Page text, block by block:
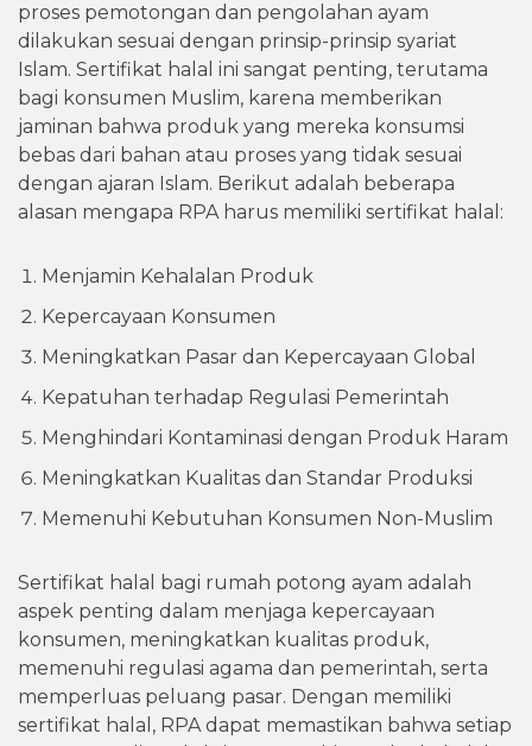
proses pemotongan dan pengolahan ayam
dilakukan sesuai dengan prinsip-prinsip syariat
Islam. Sertifikat halal ini sangat penting, terutama
bagi konsumen Muslim, karena memberikan
jaminan bahwa produk yang mereka konsumsi
bebas dari bahan atau proses yang tidak sesuai
dengan ajaran Islam. Berikut adalah beberapa
alasan mengapa RPA harus memiliki sertifikat halal:
Menjamin Kehalalan Produk
Kepercayaan Konsumen
Meningkatkan Pasar dan Kepercayaan Global
Kepatuhan terhadap Regulasi Pemerintah
Menghindari Kontaminasi dengan Produk Haram
Meningkatkan Kualitas dan Standar Produksi
Memenuhi Kebutuhan Konsumen Non-Muslim
Sertifikat halal bagi rumah potong ayam adalah
aspek penting dalam menjaga kepercayaan
konsumen, meningkatkan kualitas produk,
memenuhi regulasi agama dan pemerintah, serta
memperluas peluang pasar. Dengan memiliki
sertifikat halal, RPA dapat memastikan bahwa setiap